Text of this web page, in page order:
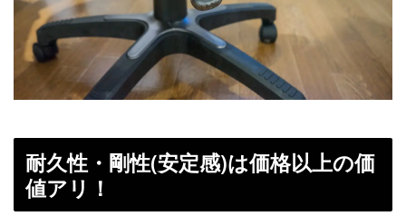
耐久性・剛性(安定感)は価格以上の価
値アリ！